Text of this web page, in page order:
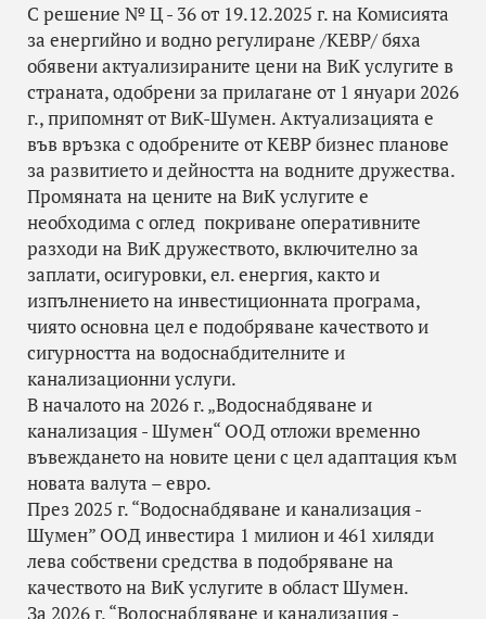
С решение № Ц - 36 от 19.12.2025 г. на Комисията
за енергийно и водно регулиране /КЕВР/ бяха
обявени актуализираните цени на ВиК услугите в
страната, одобрени за прилагане от 1 януари 2026
г., припомнят от ВиК-Шумен. Актуализацията е
във връзка с одобрените от КЕВР бизнес планове
за развитието и дейността на водните дружества.
Промяната на цените на ВиК услугите е
необходима с оглед покриване оперативните
разходи на ВиК дружеството, включително за
заплати, осигуровки, ел. енергия, както и
изпълнението на инвестиционната програма,
чиято основна цел е подобряване качеството и
сигурността на водоснабдителните и
канализационни услуги.
В началото на 2026 г. „Водоснабдяване и
канализация - Шумен“ ООД отложи временно
въвеждането на новите цени с цел адаптация към
новата валута – евро.
През 2025 г. “Водоснабдяване и канализация -
Шумен” ООД инвестира 1 милион и 461 хиляди
лева собствени средства в подобряване на
качеството на ВиК услугите в област Шумен.
За 2026 г. “Водоснабдяване и канализация -